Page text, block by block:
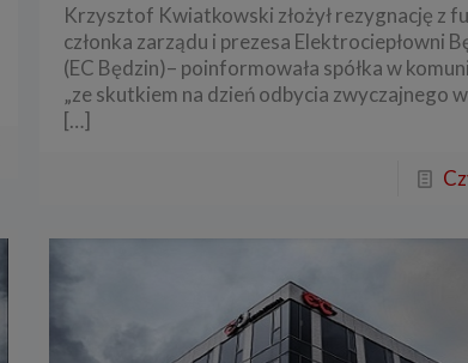
Krzysztof Kwiatkowski złożył rezygnację z
członka zarządu i prezesa Elektrociepłowni
(EC Będzin)– poinformowała spółka w
„ze skutkiem na dzień odbycia zwyczajnego
[…]